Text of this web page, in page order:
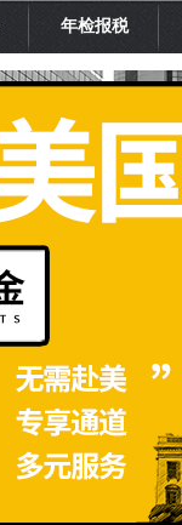
年检报税